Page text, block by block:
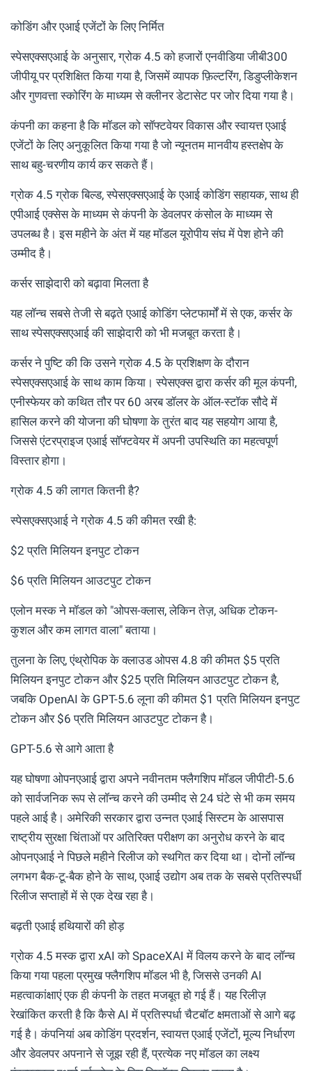
कोडिंग और एआई एजेंटों के लिए निर्मित
स्पेसएक्सएआई के अनुसार, ग्रोक 4.5 को हजारों एनवीडिया जीबी300
जीपीयू पर प्रशिक्षित किया गया है, जिसमें व्यापक फ़िल्टरिंग, डिडुप्लीकेशन
और गुणवत्ता स्कोरिंग के माध्यम से क्लीनर डेटासेट पर जोर दिया गया है।
कंपनी का कहना है कि मॉडल को सॉफ्टवेयर विकास और स्वायत्त एआई
एजेंटों के लिए अनुकूलित किया गया है जो न्यूनतम मानवीय हस्तक्षेप के
साथ बहु-चरणीय कार्य कर सकते हैं।
ग्रोक 4.5 ग्रोक बिल्ड, स्पेसएक्सएआई के एआई कोडिंग सहायक, साथ ही
एपीआई एक्सेस के माध्यम से कंपनी के डेवलपर कंसोल के माध्यम से
उपलब्ध है। इस महीने के अंत में यह मॉडल यूरोपीय संघ में पेश होने की
उम्मीद है।
कर्सर साझेदारी को बढ़ावा मिलता है
यह लॉन्च सबसे तेजी से बढ़ते एआई कोडिंग प्लेटफार्मों में से एक, कर्सर के
साथ स्पेसएक्सएआई की साझेदारी को भी मजबूत करता है।
कर्सर ने पुष्टि की कि उसने ग्रोक 4.5 के प्रशिक्षण के दौरान
स्पेसएक्सएआई के साथ काम किया। स्पेसएक्स द्वारा कर्सर की मूल कंपनी,
एनीस्फेयर को कथित तौर पर 60 अरब डॉलर के ऑल-स्टॉक सौदे में
हासिल करने की योजना की घोषणा के तुरंत बाद यह सहयोग आया है,
जिससे एंटरप्राइज एआई सॉफ्टवेयर में अपनी उपस्थिति का महत्वपूर्ण
विस्तार होगा।
ग्रोक 4.5 की लागत कितनी है?
स्पेसएक्सएआई ने ग्रोक 4.5 की कीमत रखी है:
$2 प्रति मिलियन इनपुट टोकन
$6 प्रति मिलियन आउटपुट टोकन
एलोन मस्क ने मॉडल को "ओपस-क्लास, लेकिन तेज़, अधिक टोकन-
कुशल और कम लागत वाला" बताया।
तुलना के लिए, एंथ्रोपिक के क्लाउड ओपस 4.8 की कीमत $5 प्रति
मिलियन इनपुट टोकन और $25 प्रति मिलियन आउटपुट टोकन है,
जबकि OpenAI के GPT-5.6 लूना की कीमत $1 प्रति मिलियन इनपुट
टोकन और $6 प्रति मिलियन आउटपुट टोकन है।
GPT-5.6 से आगे आता है
यह घोषणा ओपनएआई द्वारा अपने नवीनतम फ्लैगशिप मॉडल जीपीटी-5.6
को सार्वजनिक रूप से लॉन्च करने की उम्मीद से 24 घंटे से भी कम समय
पहले आई है। अमेरिकी सरकार द्वारा उन्नत एआई सिस्टम के आसपास
राष्ट्रीय सुरक्षा चिंताओं पर अतिरिक्त परीक्षण का अनुरोध करने के बाद
ओपनएआई ने पिछले महीने रिलीज को स्थगित कर दिया था। दोनों लॉन्च
लगभग बैक-टू-बैक होने के साथ, एआई उद्योग अब तक के सबसे प्रतिस्पर्धी
रिलीज सप्ताहों में से एक देख रहा है।
बढ़ती एआई हथियारों की होड़
ग्रोक 4.5 मस्क द्वारा xAI को SpaceXAI में विलय करने के बाद लॉन्च
किया गया पहला प्रमुख फ्लैगशिप मॉडल भी है, जिससे उनकी AI
महत्वाकांक्षाएं एक ही कंपनी के तहत मजबूत हो गई हैं। यह रिलीज़
रेखांकित करती है कि कैसे AI में प्रतिस्पर्धा चैटबॉट क्षमताओं से आगे बढ़
गई है। कंपनियां अब कोडिंग प्रदर्शन, स्वायत्त एआई एजेंटों, मूल्य निर्धारण
और डेवलपर अपनाने से जूझ रही हैं, प्रत्येक नए मॉडल का लक्ष्य